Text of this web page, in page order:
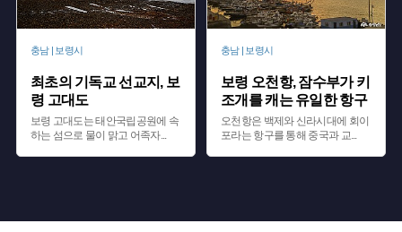
충남 | 보령시
최초의 기독교 선교지, 보
령 고대도
보령 고대도는 태안국립공원에 속
하는 섬으로 물이 맑고 어족자...
충남 | 보령시
보령 오천항, 잠수부가 키
조개를 캐는 유일한 항구
오천항은 백제와 신라시대에 회이
포라는 항구를 통해 중국과 교...